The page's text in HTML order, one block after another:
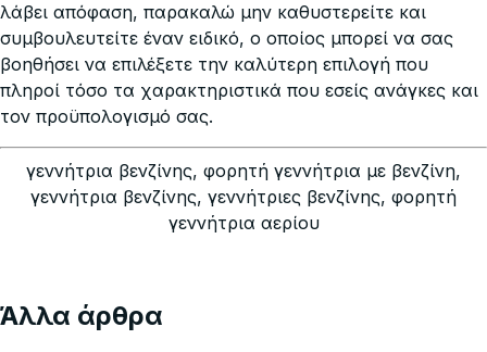
λάβει απόφαση, παρακαλώ μην καθυστερείτε και
συμβουλευτείτε έναν ειδικό, ο οποίος μπορεί να σας
βοηθήσει να επιλέξετε την καλύτερη επιλογή που
πληροί τόσο τα χαρακτηριστικά που εσείς ανάγκες και
τον προϋπολογισμό σας.
γεννήτρια βενζίνης, φορητή γεννήτρια με βενζίνη,
γεννήτρια βενζίνης, γεννήτριες βενζίνης, φορητή
γεννήτρια αερίου
Άλλα άρθρα